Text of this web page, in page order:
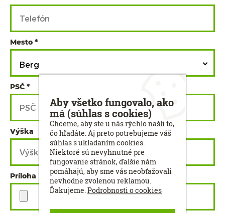
Mesto
Berg
PSČ
Výška Šírka
Príloha
Aby všetko fungovalo, ako
má (súhlas s cookies)
Chceme, aby ste u nás rýchlo našli to,
čo hľadáte. Aj preto potrebujeme váš
súhlas s ukladaním cookies.
Niektoré sú nevyhnutné pre
fungovanie stránok, ďalšie nám
pomáhajú, aby sme vás neobťažovali
nevhodne zvolenou reklamou.
Ďakujeme.Podrobnosti o cookies